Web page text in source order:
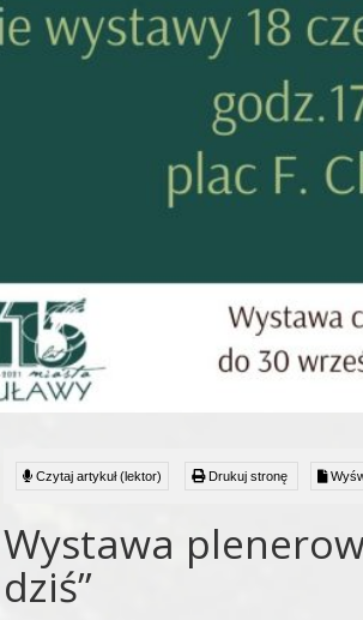
Czytaj artykuł (lektor) Drukuj stronę
Wystawa
dziś”